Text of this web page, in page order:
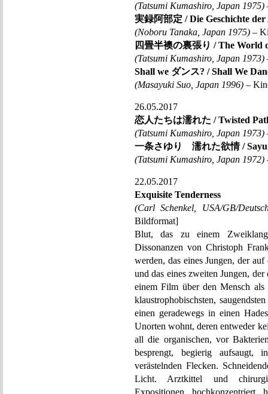
(Tatsumi Kumashiro, Japan 1975)
実録阿部定 / Die Geschichte der
(Noboru Tanaka, Japan 1975) –
四畳半襖の裏張り / The World
(Tatsumi Kumashiro, Japan 1973)
Shall we ダンス? / Shall We
(Masayuki Suo, Japan 1996) –
26.05.2017
恋人たちは濡れた / Twisted
(Tatsumi Kumashiro, Japan 1973)
一条さゆり 濡れた欲情 /
(Tatsumi Kumashiro, Japan 1972)
22.05.2017
Exquisite Tenderness
(Carl Schenkel, USA/GB/
Bildformat]
Blut, das zu einem
Dissonanzen von Christoph
werden, das eines Jungen, der
und das eines zweiten Jungen,
einem Film über den Mensch
klaustrophobischsten,
einen geradewegs in einen
Unorten wohnt, deren entweder
all die organischen, vor
besprengt, begierig aufsaugt,
verästelnden Flecken.
Licht. Arztkittel und
Expositionen, hochkonzentriert,